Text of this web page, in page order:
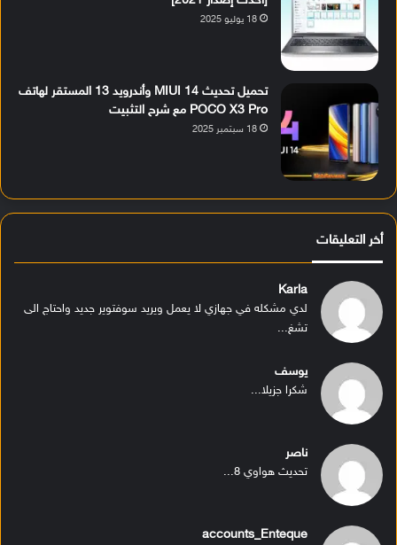
18 يوليو 2025
تحميل تحديث MIUI 14 وأندرويد 13 المستقر لهاتف
POCO X3 Pro مع شرح التثبيت
18 سبتمبر 2025
أخر التعليقات
Karla
لدي مشكله في جهازي لا يعمل ويريد سوفتوير جديد واحتاج الى
تشغ...
يوسف
شكرا جزيلا...
ناصر
تحديث هواوي 8...
accounts_Enteque